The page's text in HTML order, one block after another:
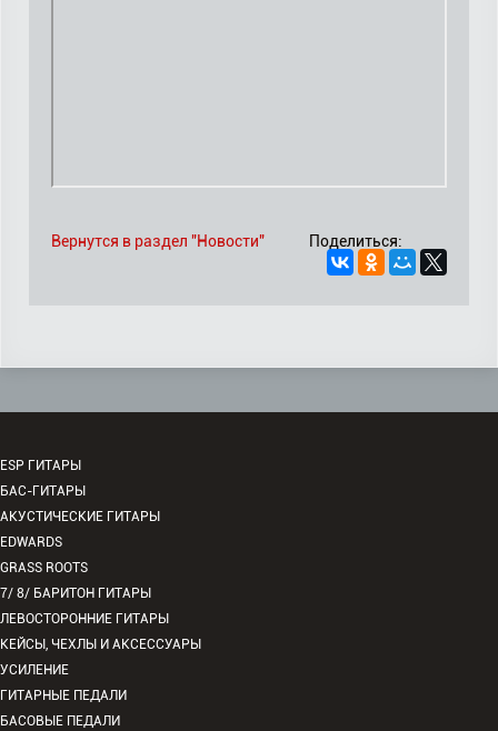
Поделиться:
Вернутся в раздел "Новости"
ESP ГИТАРЫ
БАС-ГИТАРЫ
АКУСТИЧЕСКИЕ ГИТАРЫ
EDWARDS
GRASS ROOTS
7/ 8/ БАРИТОН ГИТАРЫ
ЛЕВОСТОРОННИЕ ГИТАРЫ
КЕЙСЫ, ЧЕХЛЫ И АКСЕССУАРЫ
УСИЛЕНИЕ
ГИТАРНЫЕ ПЕДАЛИ
БАСОВЫЕ ПЕДАЛИ